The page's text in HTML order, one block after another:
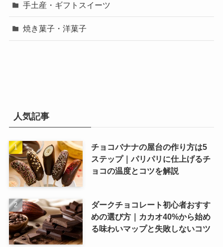
手土産・ギフトスイーツ
焼き菓子・洋菓子
人気記事
チョコバナナの屋台の作り方は5
ステップ｜パリパリに仕上げるチ
ョコの温度とコツを解説
ダークチョコレート初心者おすす
めの選び方｜カカオ40%から始め
る味わいマップと失敗しないコツ